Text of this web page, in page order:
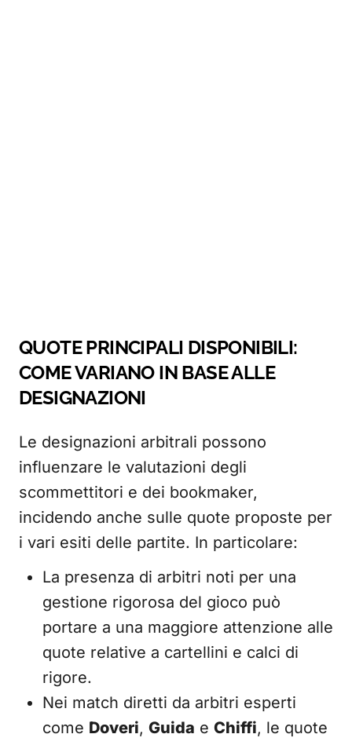
QUOTE PRINCIPALI DISPONIBILI:
COME VARIANO IN BASE ALLE
DESIGNAZIONI
Le designazioni arbitrali possono
influenzare le valutazioni degli
scommettitori e dei bookmaker,
incidendo anche sulle quote proposte per
i vari esiti delle partite. In particolare:
La presenza di arbitri noti per una
gestione rigorosa del gioco può
portare a una maggiore attenzione alle
quote relative a cartellini e calci di
rigore.
Nei match diretti da arbitri esperti
come Doveri, Guida e Chiffi, le quote